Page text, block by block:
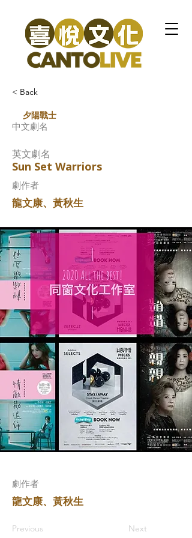
< Back
夕陽戰士
中文劇名
英文劇名
Sun Set Warriors
​劇作者
龍文康、黃秋生
​劇作者
龍文康、黃秋生
Previous Next